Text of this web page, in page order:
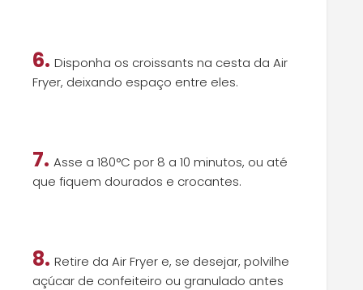
6.Disponha os croissants na cesta da Air
Fryer, deixando espaço entre eles.
7.Asse a 180°C por 8 a 10 minutos, ou até
que fiquem dourados e crocantes.
8.Retire da Air Fryer e, se desejar, polvilhe
açúcar de confeiteiro ou granulado antes